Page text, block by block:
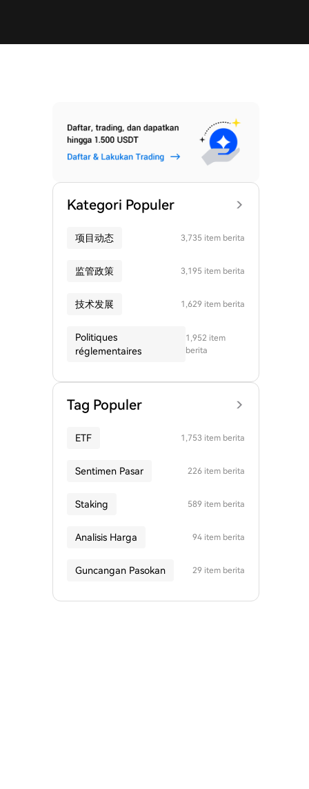
Kategori Populer
项目动态 3,735 item berita
监管政策 3,195 item berita
技术发展 1,629 item berita
Politiques
réglementaires
1,952 item
berita
Tag Populer
ETF 1,753 item berita
Sentimen Pasar 226 item berita
Staking 589 item berita
Analisis Harga 94 item berita
Guncangan Pasokan 29 item berita